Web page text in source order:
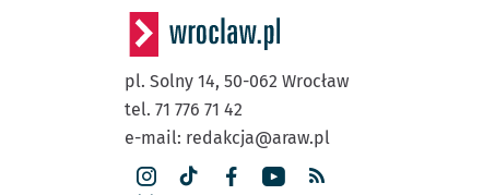
pl. Solny 14, 50-062 Wrocław
tel. 71 776 71 42
e-mail: redakcja@araw.pl